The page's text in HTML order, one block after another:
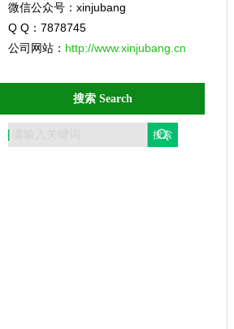
微信公众号：xinjubang
Q Q：7878745
公司网站： http://www.xinjubang.cn
搜索 Search